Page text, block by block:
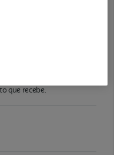
Devido a possíveis
que recebe.